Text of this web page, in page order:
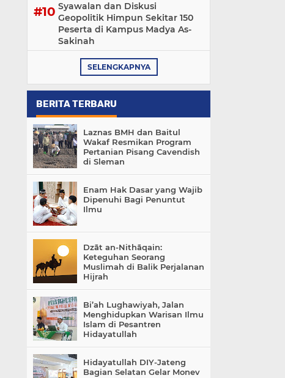
Syawalan dan Diskusi
Geopolitik Himpun Sekitar 150
Peserta di Kampus Madya As-
Sakinah
SELENGKAPNYA
BERITA TERBARU
Laznas BMH dan Baitul
Wakaf Resmikan Program
Pertanian Pisang Cavendish
di Sleman
Enam Hak Dasar yang Wajib
Dipenuhi Bagi Penuntut
Ilmu
Dzāt an-Nithāqain:
Keteguhan Seorang
Muslimah di Balik Perjalanan
Hijrah
Bi’ah Lughawiyah, Jalan
Menghidupkan Warisan Ilmu
Islam di Pesantren
Hidayatullah
Hidayatullah DIY-Jateng
Bagian Selatan Gelar Monev